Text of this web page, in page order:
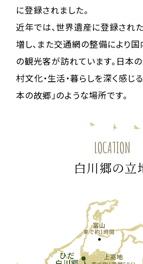
に登録されました。
近年では、世界遺産に登録され
増し、また交通網の整備により
の観光客が訪れています。日本
村文化・生活・暮らしを深く感じ
本の故郷」のような場所です。
LOCATION
白川郷の立